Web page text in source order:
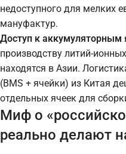
недоступного для мелких
мануфактур.
Доступ к аккумуляторным
производству литий-
находятся в Азии.
(BMS + ячейки) из Китая
отдельных ячеек для
Миф о
реально делают